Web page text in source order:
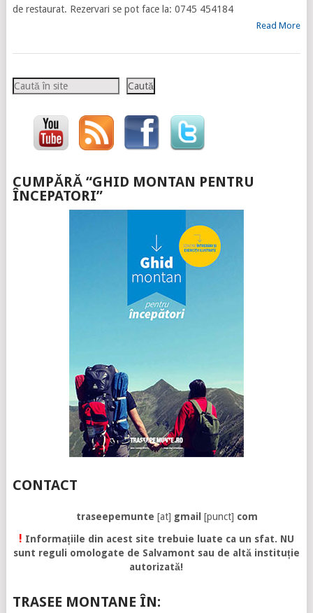
de restaurat. Rezervari se pot face la: 0745 454184
Read More
Caută Caută
CUMPĂRĂ “GHID MONTAN PENTRU
ÎNCEPATORI”
CONTACT
traseepemunte [at] gmail [punct] com
! Informațiile din acest site trebuie luate ca un sfat. NU
sunt reguli omologate de Salvamont sau de altă instituție
autorizată!
TRASEE MONTANE ÎN: